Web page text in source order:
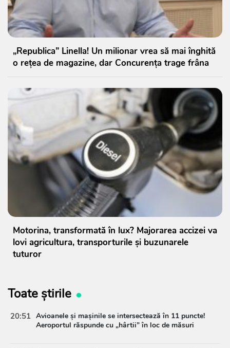
„Republica” Linella! Un milionar vrea să mai înghită
o rețea de magazine, dar Concurența trage frâna
Motorina, transformată în lux? Majorarea accizei va
lovi agricultura, transporturile și buzunarele
tuturor
Toate știrile
20:51 Avioanele și mașinile se intersectează în 11 puncte!
Aeroportul răspunde cu „hârtii” în loc de măsuri